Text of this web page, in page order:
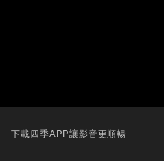
下載四季APP讓影音更順暢